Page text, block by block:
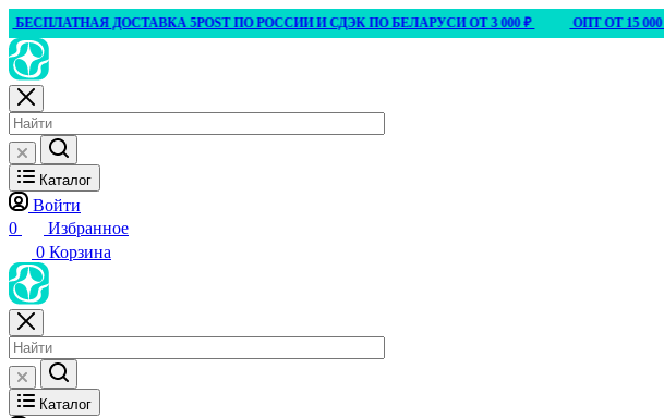
ДОСТАВКА 5POST ПО РОССИИ И СДЭК ПО БЕЛАРУСИ ОТ 3 000 ₽ ОПТ ОТ 15 000 ₽
Каталог
Войти
0
Избранное
0 Корзина
Каталог